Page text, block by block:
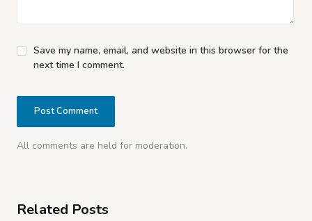
All comments are held for moderation.
Save my name, email, and website in this browser for the
next time I comment.
Related Posts